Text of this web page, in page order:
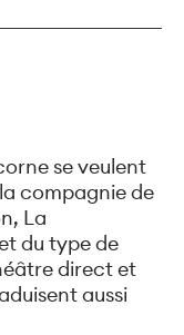
se veulent
compagnie de
La
du type de
direct et
aussi